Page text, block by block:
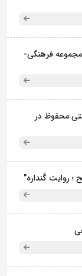
فرهنگی‌-
محفوظ در
روایت گَنداره"